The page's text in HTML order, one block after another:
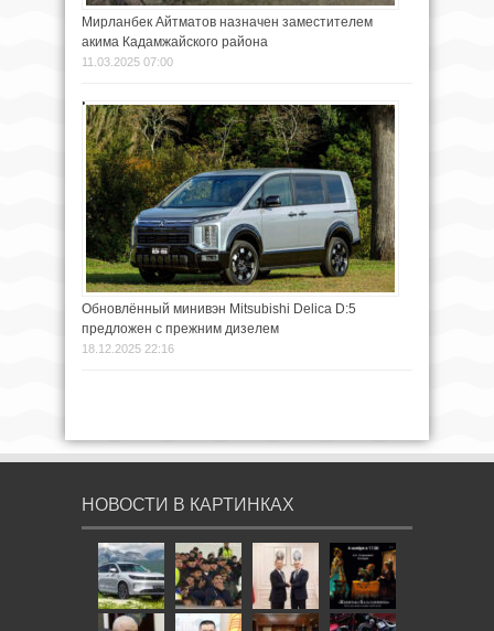
Мирланбек Айтматов назначен заместителем
акима Кадамжайского района
11.03.2025 07:00
Обновлённый минивэн Mitsubishi Delica D:5
предложен с прежним дизелем
18.12.2025 22:16
НОВОСТИ В КАРТИНКАХ